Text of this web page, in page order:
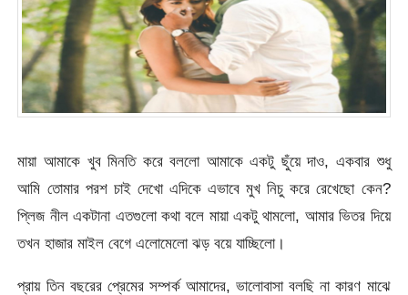
মায়া আমাকে খুব মিনতি করে বললো আমাকে একটু ছুঁয়ে দাও, একবার শুধু
আমি তোমার পরশ চাই দেখো এদিকে এভাবে মুখ নিচু করে রেখেছো কেন?
প্লিজ নীল একটানা এতগুলো কথা বলে মায়া একটু থামলো, আমার ভিতর দিয়ে
তখন হাজার মাইল বেগে এলোমেলো ঝড় বয়ে যাচ্ছিলো।
প্রায় তিন বছরের প্রেমের সম্পর্ক আমাদের, ভালোবাসা বলছি না কারণ মাঝে